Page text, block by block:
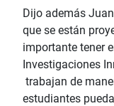
Dijo además
que se están
importante tener
Investigaciones
trabajan de
estudiantes